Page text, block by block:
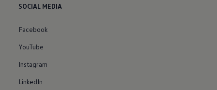
SOCIAL MEDIA
Facebook
YouTube
Instagram
LinkedIn